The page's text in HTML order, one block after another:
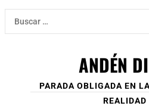
Ir
contenido
Buscar:
ANDÉN
PARADA OBLIGADA EN
REALIDAD